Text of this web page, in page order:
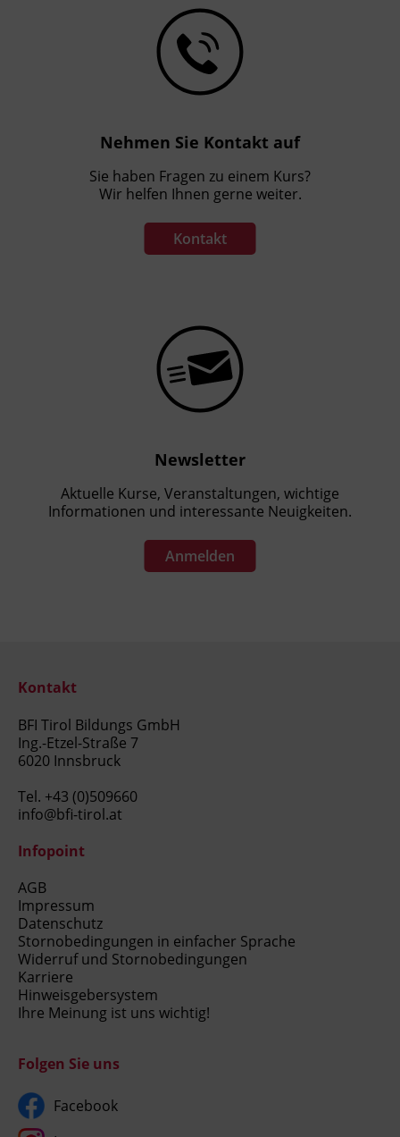
Nehmen Sie Kontakt auf
Sie haben Fragen zu einem Kurs?
Wir helfen Ihnen gerne weiter.
Kontakt
Newsletter
Aktuelle Kurse, Veranstaltungen, wichtige
Informationen und interessante Neuigkeiten.
Anmelden
Kontakt
BFI Tirol Bildungs GmbH
Ing.-Etzel-Straße 7
6020 Innsbruck
Tel. +43 (0)509660
info@bfi-tirol.at
Infopoint
AGB
Impressum
Datenschutz
Stornobedingungen in einfacher Sprache
Widerruf und Stornobedingungen
Karriere
Hinweisgebersystem
Ihre Meinung ist uns wichtig!
Folgen Sie uns
Facebook